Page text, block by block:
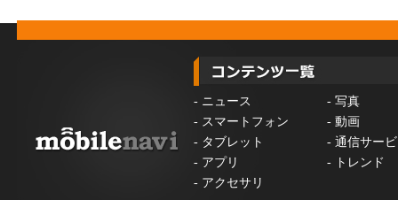
- ニュース - 写真
- スマートフォン - 動画
- タブレット - 通信サー
- アプリ -
トレンド
- アクセサリ